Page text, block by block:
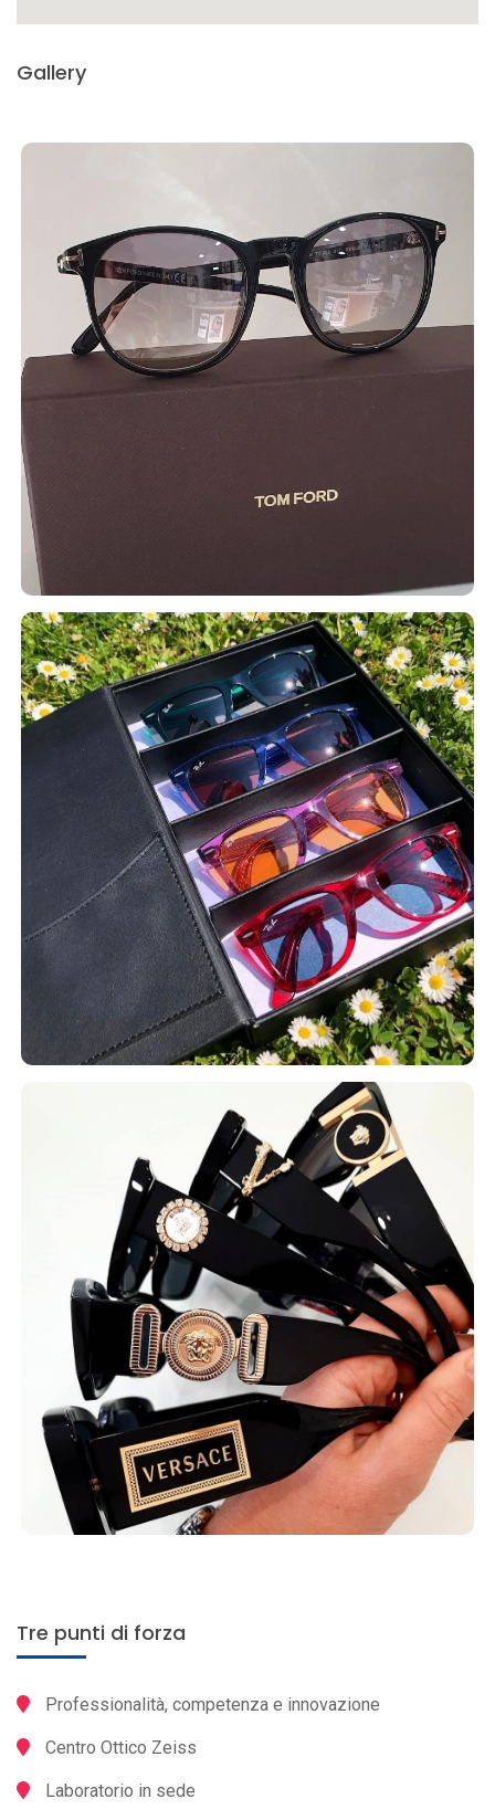
Gallery
Tre punti di forza
Professionalità, competenza e innovazione
Centro Ottico Zeiss
Laboratorio in sede